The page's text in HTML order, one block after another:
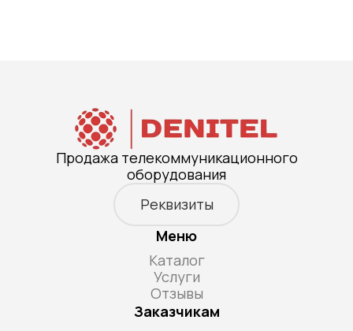
Продажа телекоммуникационного
оборудования
Реквизиты
Меню
Каталог
Услуги
Отзывы
Заказчикам